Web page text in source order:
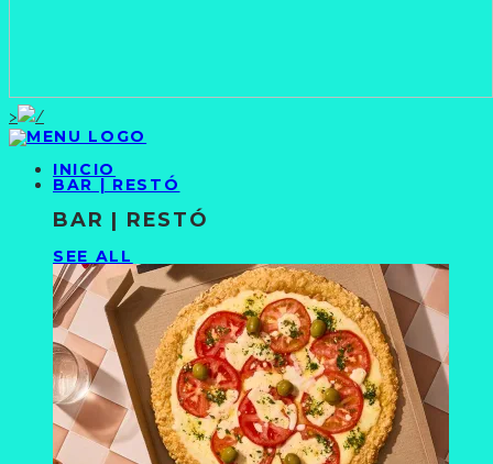
>
INICIO
BAR | RESTÓ
BAR | RESTÓ
SEE ALL